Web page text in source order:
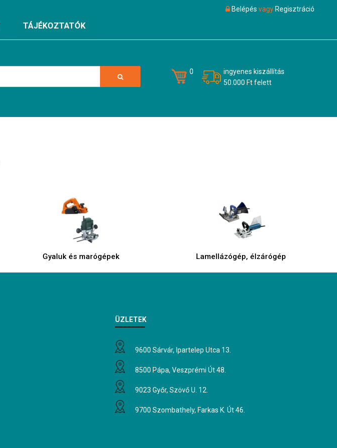
TÁJÉKOZTATÓK
Belépés vagy Regisztráció
0
ingyenes kiszállítás
50.000 Ft felett
Gyaluk és marógépek Lamellázógép, élzárógép
ÜZLETEK
9600 Sárvár, Ipartelep Utca 13.
8500 Pápa, Veszprémi Út 48.
9023 Győr, Szövő U. 12.
9700 Szombathely, Farkas K. Út 46.